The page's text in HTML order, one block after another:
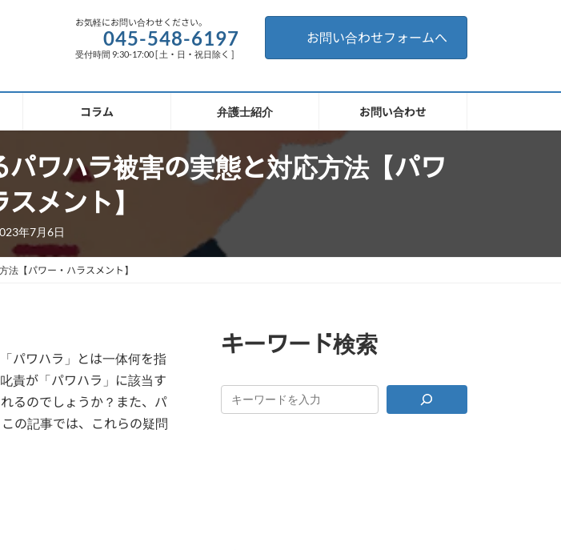
お気軽にお問い合わせください。
045-548-6197
受付時間 9:30-17:00 [ 土・日・祝日除く ]
お問い合わせフォームへ
コラム 弁護士紹介 お問い合わせ
ワハラ被害の実態と対応方法【パワ
メント】
年7月6日
【パワー・ハラスメント】
パワハラ」とは一体何を指
責が「パワハラ」に該当す
るのでしょうか？また、パ
の記事では、これらの疑問
キーワード検索